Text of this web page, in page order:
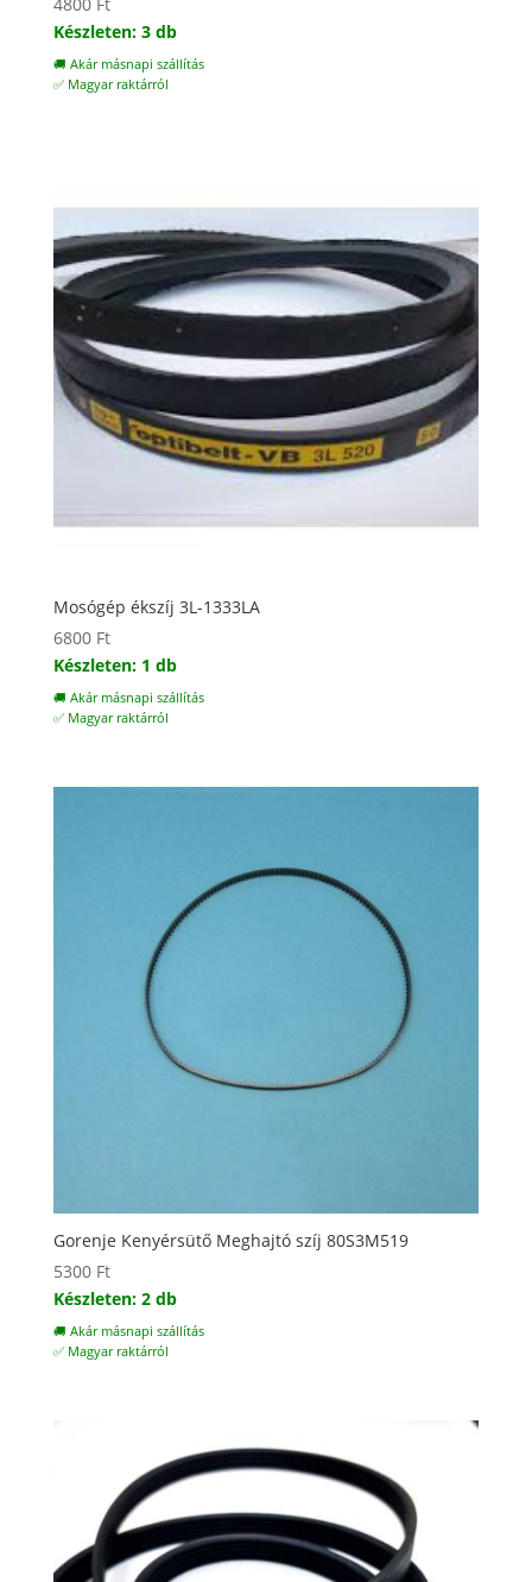
4800 Ft
Készleten: 3 db
🚚 Akár másnapi szállítás
✅ Magyar raktárról
Mosógép ékszíj 3L-1333LA
6800 Ft
Készleten: 1 db
🚚 Akár másnapi szállítás
✅ Magyar raktárról
Gorenje Kenyérsütő Meghajtó szíj 80S3M519
5300 Ft
Készleten: 2 db
🚚 Akár másnapi szállítás
✅ Magyar raktárról